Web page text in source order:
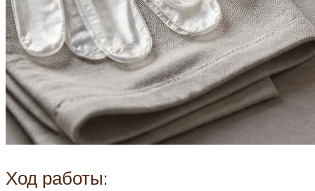
Ход работы: